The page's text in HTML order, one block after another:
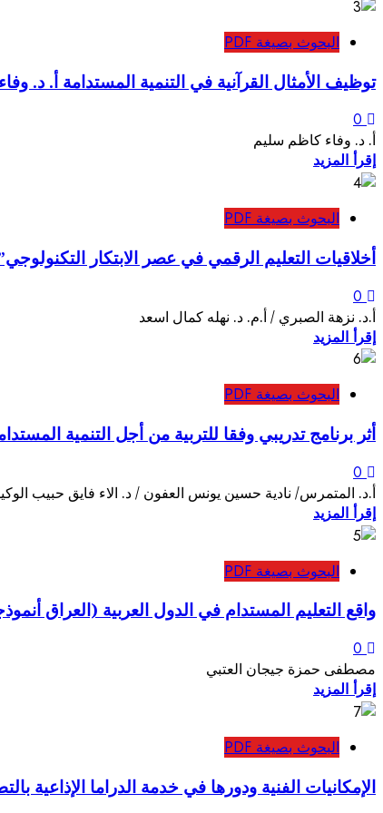
البحوث بصيغة PDF
توظيف الأمثال القرآنية في التنمية المستدامة أ. د.
0
أ. د. وفاء كاظم سليم
إقرأ المزيد
البحوث بصيغة PDF
أخلاقيات التعليم الرقمي في عصر الابتكار
0
أ‌.د. نزهة الصبري / أ.م. د. نهله كمال اسعد
إقرأ المزيد
البحوث بصيغة PDF
أثر برنامج تدريبي وفقا للتربية من أجل التنمية
0
أ.د. المتمرس/ نادية حسين يونس العفون / د. الاء فايق حبيب
إقرأ المزيد
البحوث بصيغة PDF
واقع التعليم المستدام في الدول العربية (العراق
0
مصطفى حمزة جيجان العتبي
إقرأ المزيد
البحوث بصيغة PDF
الإمكانيات الفنية ودورها في خدمة الدراما الإذاعية بالتطبيق